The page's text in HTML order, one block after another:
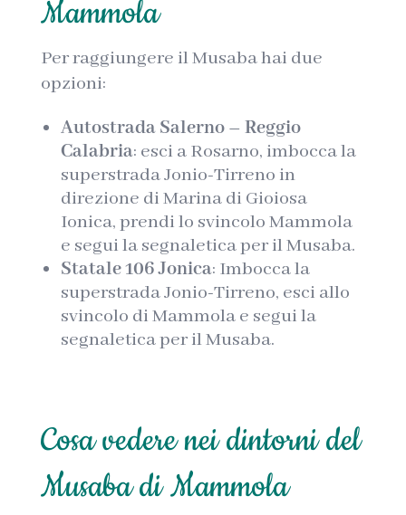
Mammola
Per raggiungere il Musaba hai due
opzioni:
Autostrada Salerno – Reggio
Calabria: esci a Rosarno, imbocca la
superstrada Jonio-Tirreno in
direzione di Marina di Gioiosa
Ionica, prendi lo svincolo Mammola
e segui la segnaletica per il Musaba.
Statale 106 Jonica: Imbocca la
superstrada Jonio-Tirreno, esci allo
svincolo di Mammola e segui la
segnaletica per il Musaba.
Cosa vedere nei dintorni del
Musaba di Mammola